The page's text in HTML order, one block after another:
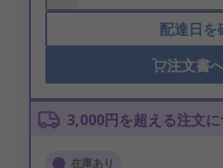
配達日を
注文書
3,000円を超える注文
在庫あり